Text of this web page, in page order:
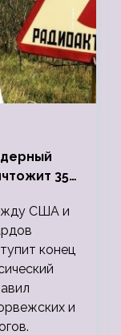
350
США и
конец
и